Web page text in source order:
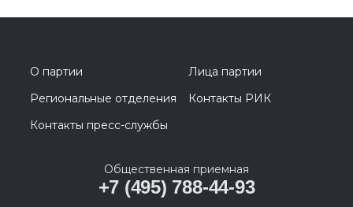
О партии
Лица партии
Региональные отделения
Контакты РИК
Контакты пресс-службы
Общественная приемная
+7 (495) 788-44-93